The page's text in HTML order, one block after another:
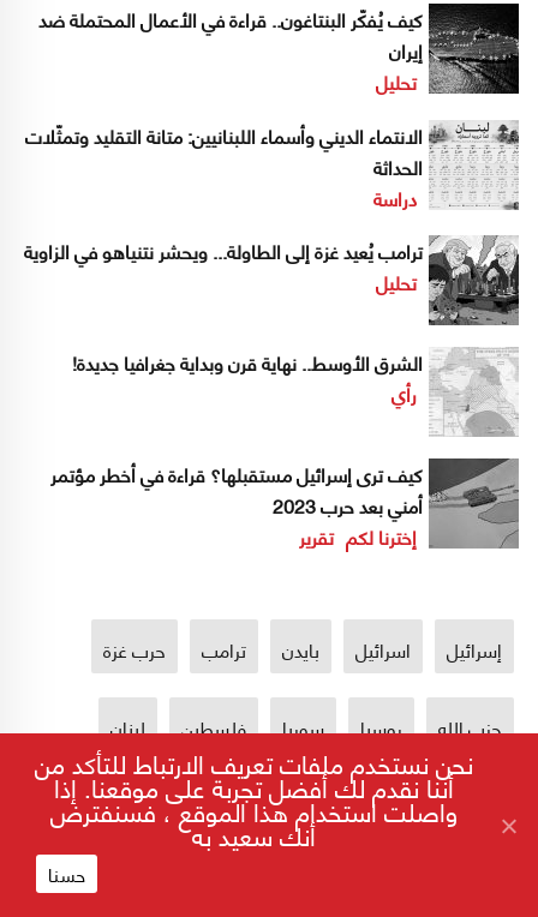
كيف يُفكّر البنتاغون.. قراءة في الأعمال المحتملة ضد
إيران
تحليل
الانتماء الديني وأسماء اللبنانيين: متانة التقليد وتمثّلات
الحداثة
دراسة
ترامب يُعيد غزة إلى الطاولة... ويحشر نتنياهو في الزاوية
تحليل
الشرق الأوسط.. نهاية قرن وبداية جغرافيا جديدة!
رأي
كيف ترى إسرائيل مستقبلها؟ قراءة في أخطر مؤتمر
أمني بعد حرب 2023
إخترنا لكم تقرير
إسرائيل اسرائيل بايدن ترامب حرب غزة
حزب الله روسيا سوريا فلسطين لبنان
نحن نستخدم ملفات تعريف الارتباط للتأكد من
أننا نقدم لك أفضل تجربة على موقعنا. إذا
واصلت استخدام هذا الموقع ، فسنفترض
أنك سعيد به
حسنا